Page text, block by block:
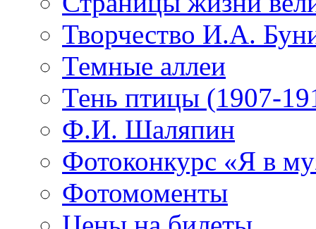
Творчество И.А.
Темные аллеи
Тень птицы (1907-
Ф.И. Шаляпин
Фотоконкурс «Я в
Фотомоменты